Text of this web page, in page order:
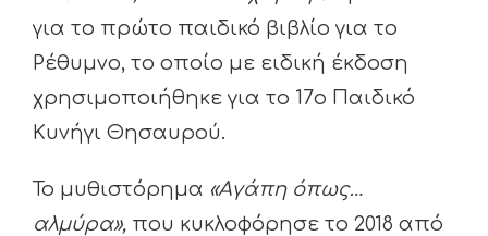
για το πρώτο παιδικό βιβλίο για το
Ρέθυμνο, το οποίο με ειδική έκδοση
χρησιμοποιήθηκε για το 17ο Παιδικό
Κυνήγι Θησαυρού.
Το μυθιστόρημα «Αγάπη όπως…
αλμύρα», που κυκλοφόρησε το 2018 από